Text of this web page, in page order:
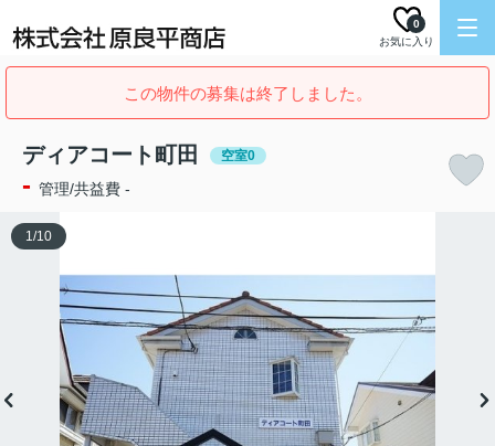
お気に入り
0
この物件の募集は終了しました。
ディアコート町田 空室0
- 管理/共益費 -
1/10